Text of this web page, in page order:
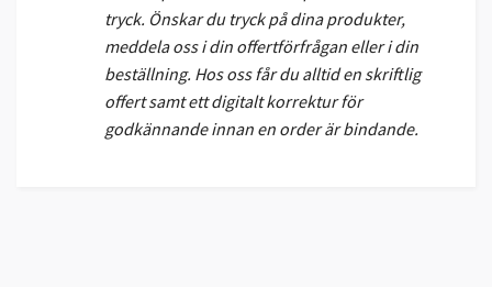
tryck. Önskar du tryck på dina produkter,
meddela oss i din offertförfrågan eller i din
beställning. Hos oss får du alltid en skriftlig
offert samt ett digitalt korrektur för
godkännande innan en order är bindande.